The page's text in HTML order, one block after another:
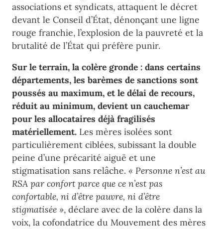
associations et syndicats, attaquent le décret
devant le Conseil d’État, dénonçant une ligne
rouge franchie, l’explosion de la pauvreté et la
brutalité de l’État qui préfère punir.
Sur le terrain, la colère gronde : dans certains
départements, les barèmes de sanctions sont
poussés au maximum, et le délai de recours,
réduit au minimum, devient un cauchemar
pour les allocataires déjà fragilisés
matériellement. Les mères isolées sont
particulièrement ciblées, subissant la double
peine d’une précarité aiguë et une
stigmatisation sans relâche. « Personne n’est au
RSA par confort parce que ce n’est pas
confortable, ni d’être pauvre, ni d’être
stigmatisée », déclare avec de la colère dans la
voix, la cofondatrice du Mouvement des mères